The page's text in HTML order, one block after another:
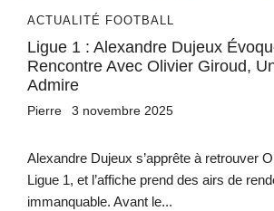
ACTUALITÉ FOOTBALL
Ligue 1 : Alexandre Dujeux
Rencontre Avec Olivier Giroud,
Admire
Pierre 3 novembre 2025
Alexandre Dujeux s’apprête à retrouver
Ligue 1, et l’affiche prend des airs de
immanquable. Avant le...